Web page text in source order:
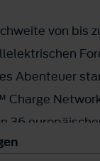
von bis
Abenteuer
Charge
36
kann,